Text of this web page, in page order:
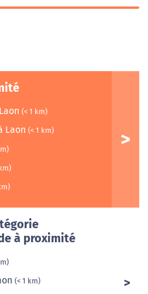
(< 1 km)
Laon (< 1 km)
à proximité
(< 1 km)